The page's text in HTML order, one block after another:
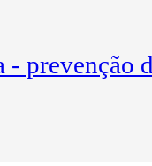
- prevenção